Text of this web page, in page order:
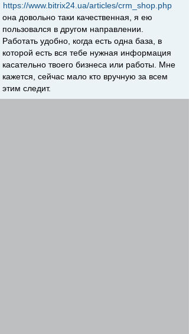
https://www.bitrix24.ua/articles/crm_shop.php
она довольно таки качественная, я ею
пользовался в другом направлении.
Работать удобно, когда есть одна база, в
которой есть вся тебе нужная информация
касательно твоего бизнеса или работы. Мне
кажется, сейчас мало кто вручную за всем
этим следит.